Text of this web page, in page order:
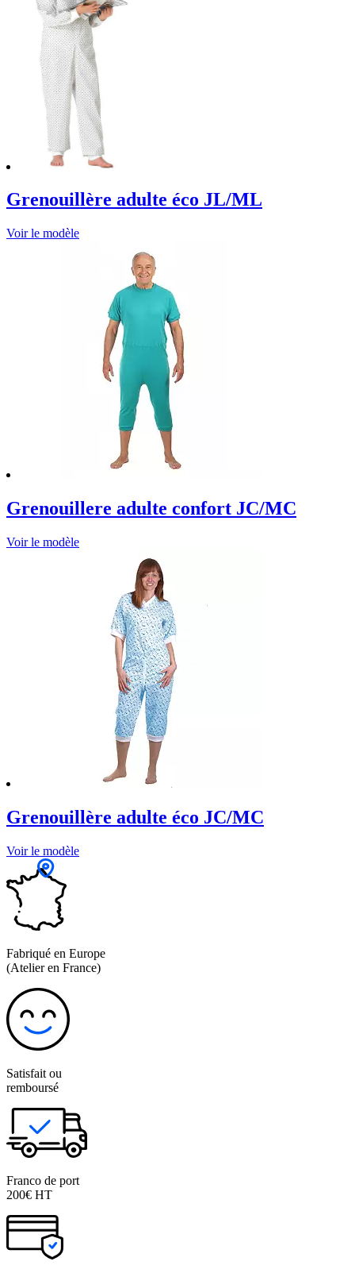
Grenouillère adulte éco JL/ML
Voir le modèle
Grenouillere adulte confort JC/MC
Voir le modèle
Grenouillère adulte éco JC/MC
Voir le modèle
Fabriqué en Europe
(Atelier en France)
Satisfait ou
remboursé
Franco de port
200€ HT